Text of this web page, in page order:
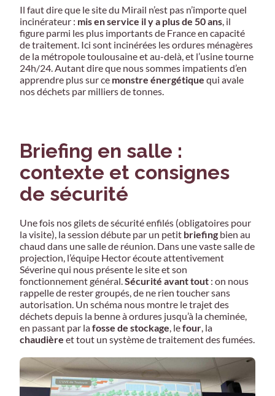
Il faut dire que le site du Mirail n’est pas n’importe quel
incinérateur : mis en service il y a plus de 50 ans, il
figure parmi les plus importants de France en capacité
de traitement. Ici sont incinérées les ordures ménagères
de la métropole toulousaine et au-delà, et l’usine tourne
24h/24. Autant dire que nous sommes impatients d’en
apprendre plus sur ce monstre énergétique qui avale
nos déchets par milliers de tonnes.
Briefing en salle :
contexte et consignes
de sécurité
Une fois nos gilets de sécurité enfilés (obligatoires pour
la visite), la session débute par un petit briefing bien au
chaud dans une salle de réunion. Dans une vaste salle de
projection, l’équipe Hector écoute attentivement
Séverine qui nous présente le site et son
fonctionnement général.Sécurité avant tout : on nous
rappelle de rester groupés, de ne rien toucher sans
autorisation. Un schéma nous montre le trajet des
déchets depuis la benne à ordures jusqu’à la cheminée,
en passant par lafosse de stockage, lefour, la
chaudière et tout un système de traitement des fumées.